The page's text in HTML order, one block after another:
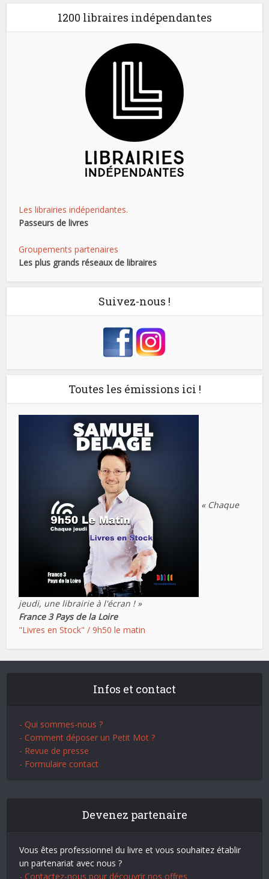
1200 libraires indépendantes
Les librairies indépendantes.
Passeurs de livres
Groupements partenaires
Les plus grands réseaux de libraires
Suivez-nous !
Toutes les émissions ici !
« Chaque
jeudi, une librairie à l'écran ! »
France 3 Pays de la Loire
"Livres en Stock" / 9h50 le matin
Infos et contact
- Qui sommes-nous ?
- Comment déposer un Petit Mot ?
- Revue de presse
- Formulaire contact
Devenez partenaire
Vous êtes professionnel du livre et vous souhaitez établir
un partenariat avec nous ?
- Contactez-nous pour découvrir nos offres